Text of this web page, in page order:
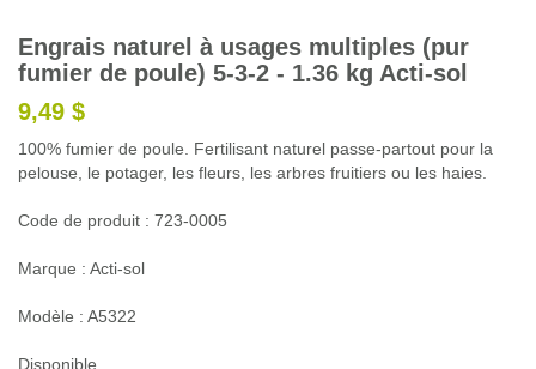
Engrais naturel à usages multiples (pur
fumier de poule) 5-3-2 - 1.36 kg Acti-sol
9,49 $
100% fumier de poule. Fertilisant naturel passe-partout pour la
pelouse, le potager, les fleurs, les arbres fruitiers ou les haies.
Code de produit : 723-0005
Marque : Acti-sol
Modèle : A5322
Disponible